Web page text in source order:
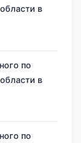
в
по
в
по